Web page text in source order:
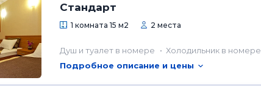
Стандарт
1 комната 15 м2 2 места
Душ и туалет в номере Холодильник в номере
Подробное описание и цены